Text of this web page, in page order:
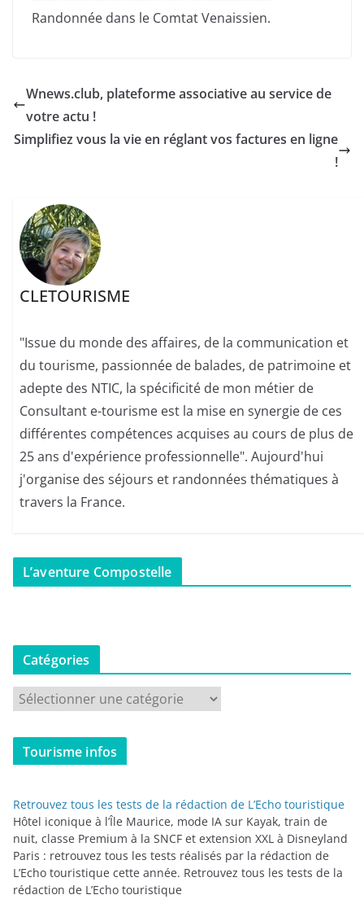
Randonnée dans le Comtat Venaissien.
Wnews.club, plateforme associative au service de
votre actu !
Simplifiez vous la vie en réglant vos factures en ligne
!
CLETOURISME
"Issue du monde des affaires, de la communication et
du tourisme, passionnée de balades, de patrimoine et
adepte des NTIC, la spécificité de mon métier de
Consultant e-tourisme est la mise en synergie de ces
différentes compétences acquises au cours de plus de
25 ans d'expérience professionnelle". Aujourd'hui
j'organise des séjours et randonnées thématiques à
travers la France.
L’aventure Compostelle
Catégories
t
o
r
i
e
s
Tourisme infos
Retrouvez tous les tests de la rédaction de L’Echo touristique
Hôtel iconique à l’Île Maurice, mode IA sur Kayak, train de
nuit, classe Premium à la SNCF et extension XXL à Disneyland
Paris : retrouvez tous les tests réalisés par la rédaction de
L’Echo touristique cette année. Retrouvez tous les tests de la
rédaction de L’Echo touristique